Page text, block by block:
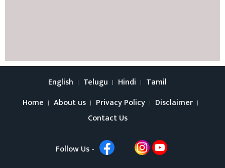
English Telugu Hindi
Tamil
Home
About us Privacy Policy
Disclaimer
Contact Us
Follow Us -